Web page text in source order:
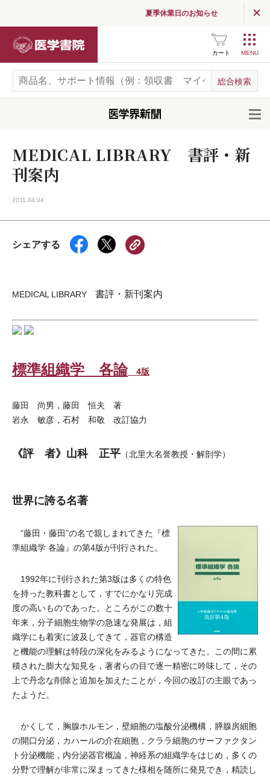
夏季休業日のお知らせ
カート
MEDICAL LIBRARY 書評・新
刊案内
2011.04.04
シェアする
MEDICAL LIBRARY 書評・新刊案内
標準組織学 各論4版
藤田 尚男，藤田 恒夫 著
岩永 敏彦，石村 和敬 改訂協力
《評 者》山科 正平 （北里大名誉教授・解剖学）
世界に誇る名著
“藤田・藤田”の名で親しまれてきた『標
準組織学 各論』の第4版が刊行された。
1992年に刊行された第3版は多くの特色
を持った教科書として，すでにかなり完成
度の高いものであった。ところがこの数十
年来，分子細胞生物学の急速な発展は，組
織学にも着実に波及してきて，器官の構造
と機能の理解は特段の深化をみるようになってきた。この間に累
積された膨大な知見を，著者らの目で逐一精密に吟味して，その
上で丹念な削除と追加を加えたことが，今回の改訂の主眼であっ
たようだ。
かくして，胸腺ホルモン，壁細胞の塩酸分泌機構，膵腺房細胞
の開口分泌，カハールの介在細胞，クララ細胞のサーファクタン
ト分泌機能，内分泌器官概論，神経系の組織学をはじめ，多くの
分野で理解が非常に深まってきた様相を随所に発見でき，精読し